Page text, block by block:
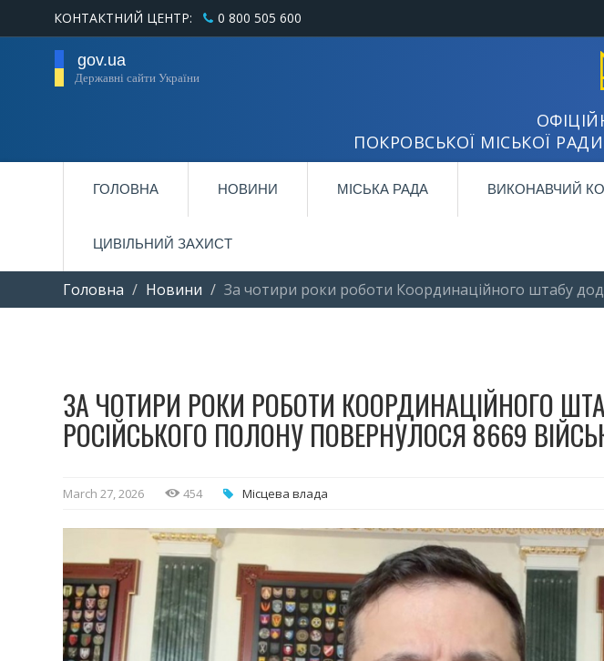
КОНТАКТНИЙ ЦЕНТР: 0 800 505 600
gov.ua
Державні сайти України
ПОКРОВСЬКОЇ МІСЬКОЇ
ГОЛОВНА НОВИНИ МІСЬКА РАДА ВИКОНАВЧИЙ
ЦИВІЛЬНИЙ ЗАХИСТ
Головна Новини За чотири роки роботи Координаційного штабу
ЗА ЧОТИРИ РОКИ РОБОТИ КООРДИНАЦІЙНОГО
РОСІЙСЬКОГО ПОЛОНУ ПОВЕРНУЛОСЯ 8669
March 27, 2026 454 Місцева влада